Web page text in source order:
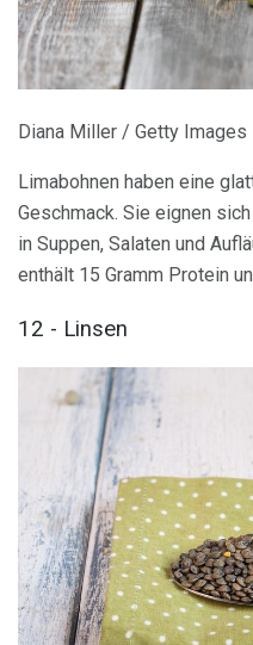
Diana Miller / Getty Images
Limabohnen haben eine
Geschmack. Sie eignen
in Suppen, Salaten und
enthält 15 Gramm Protein
12 - Linsen